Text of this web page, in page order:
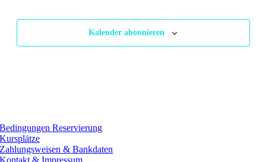
Kalender abonnieren
Bedingungen Reservierung
Kursplätze
Zahlungsweisen & Bankdaten
Kontakt & Impressum